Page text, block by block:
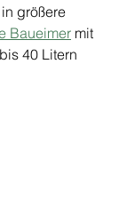
größere
Baueimer mit
40 Litern